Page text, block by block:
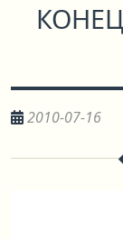
2010-07-16